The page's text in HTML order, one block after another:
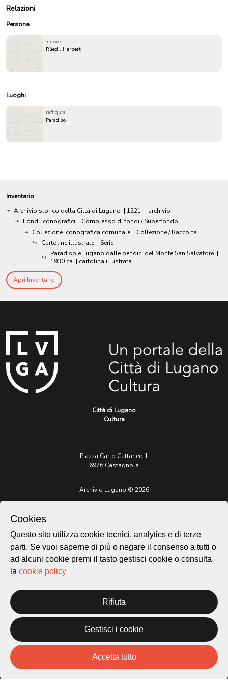
Relazioni
Persona
autore
Rüedi, Herbert
Luoghi
raffigura
Paradiso
Inventario
Archivio storico della Città di Lugano | 1221- | archivio
Fondi iconografici | Complesso di fondi / Superfondo
Collezione iconografica comunale | Collezione / Raccolta
Cartoline illustrate | Serie
Paradiso e Lugano dalle pendici del Monte San Salvatore |
1930 ca. | cartolina illustrata
Apri Inventario
Città di Lugano
Cultura
Piazza Carlo Cattaneo 1
6976 Castagnola
Archivio Lugano © 2026
Sito istituzionale:
lugano.ch
Temi
Mappa
Storie
Progetti
Cookies
Questo sito utilizza cookie tecnici, analytics e di terze
parti. Se vuoi saperne di più o negare il consenso a tutti o
ad alcuni cookie premi il tasto gestisci cookie o consulta
la cookie policy
Rifiuta
Gestisci i cookie
Accetta tutto